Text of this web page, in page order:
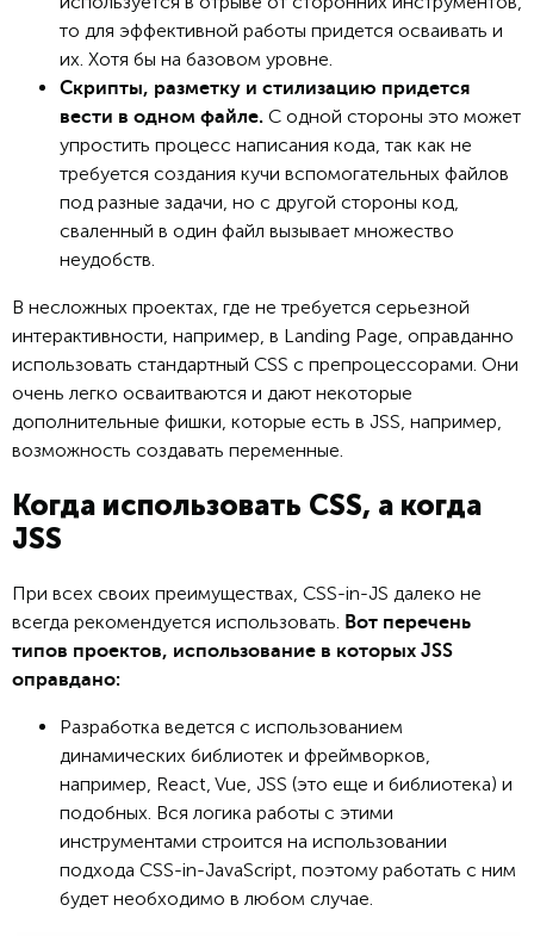
то для эффективной работы придется осваивать и
их. Хотя бы на базовом уровне.
Скрипты, разметку и стилизацию придется
вести в одном файле. С одной стороны это может
упростить процесс написания кода, так как не
требуется создания кучи вспомогательных файлов
под разные задачи, но с другой стороны код,
сваленный в один файл вызывает множество
неудобств.
В несложных проектах, где не требуется серьезной
интерактивности, например, в Landing Page, оправданно
использовать стандартный CSS с препроцессорами. Они
очень легко осваитваются и дают некоторые
дополнительные фишки, которые есть в JSS, например,
возможность создавать переменные.
Когда использовать CSS, а когда
JSS
При всех своих преимуществах, CSS-in-JS далеко не
всегда рекомендуется использовать. Вот перечень
типов проектов, использование в которых JSS
оправдано:
Разработка ведется с использованием
динамических библиотек и фреймворков,
например, React, Vue, JSS (это еще и библиотека) и
подобных. Вся логика работы с этими
инструментами строится на использовании
подхода CSS-in-JavaScript, поэтому работать с ним
будет необходимо в любом случае.